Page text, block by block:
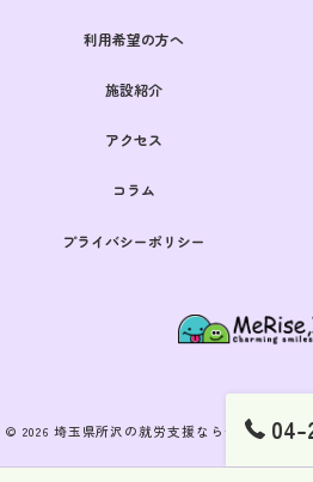
04-
利用希望の方へ
施設紹介
アクセス
コラム
プライバシーポリシー
© 2026 埼玉県所沢の就労支援なら一般社団法人